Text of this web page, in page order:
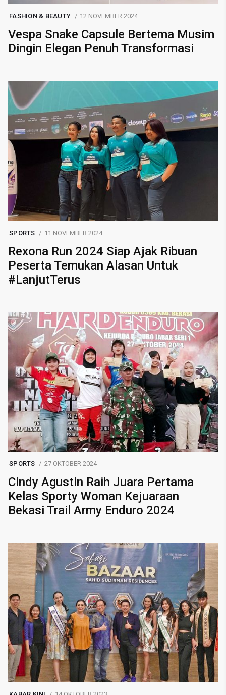
FASHION & BEAUTY 12 NOVEMBER 2024
Vespa Snake Capsule Bertema Musim
Dingin Elegan Penuh Transformasi
SPORTS 11 NOVEMBER 2024
Rexona Run 2024 Siap Ajak Ribuan
Peserta Temukan Alasan Untuk
#LanjutTerus
SPORTS 27 OKTOBER 2024
Cindy Agustin Raih Juara Pertama
Kelas Sporty Woman Kejuaraan
Bekasi Trail Army Enduro 2024